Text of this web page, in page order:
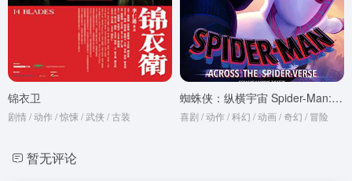
锦衣卫
剧情 / 动作 / 惊悚 / 武侠 / 古装
蜘蛛侠：纵横宇宙 Spider-Man: Across the Spider-Verse
喜剧 / 动作 / 科幻 / 动画 / 奇幻 / 冒险
暂无评论